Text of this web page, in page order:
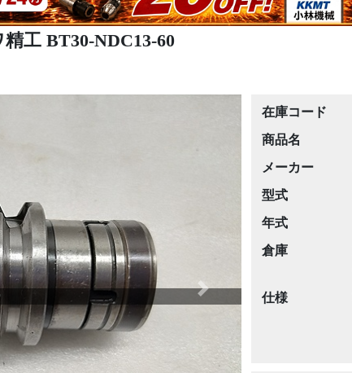
工 BT30-NDC13-60
Next
在庫コード
商品名
メーカー
型式
年式
倉庫
仕様